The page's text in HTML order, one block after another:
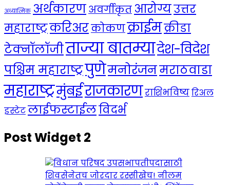
अध्यात्मिक अर्थकारणअवर्गीकृत आरोग्यउत्तर
महाराष्ट्रकरिअरकोकणक्राईमक्रीडा
टेक्नॉलॉजीताज्या बातम्यादेश-विदेश
पश्चिम महाराष्ट्रपुणेमनोरंजनमराठवाडा
महाराष्ट्रमुंबईराजकारणराशिभविष्यरिअल
इस्टेटलाईफस्टाईलविदर्भ
Post Widget 2